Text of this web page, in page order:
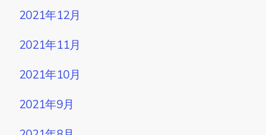
2021年12月
2021年11月
2021年10月
2021年9月